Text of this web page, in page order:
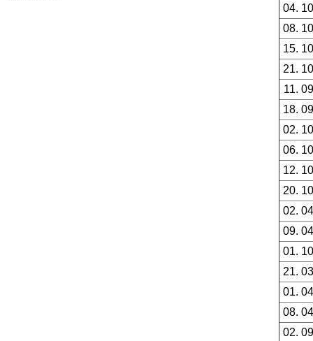
04.
08.
15.
21.
11.
18.
02.
06.
12.
20.
02.
09.
01.
21.
01.
08.
02.